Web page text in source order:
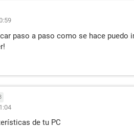
paso a paso como se hace puedo
de tu PC